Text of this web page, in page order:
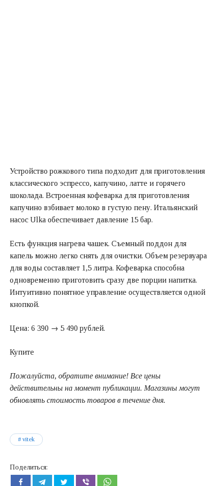
Устройство рожкового типа подходит для приготовления
классического эспрессо, капучино, латте и горячего
шоколада. Встроенная кофеварка для приготовления
капучино взбивает молоко в густую пену. Итальянский
насос Ulka обеспечивает давление 15 бар.
Есть функция нагрева чашек. Съемный поддон для
капель можно легко снять для очистки. Объем резервуара
для воды составляет 1,5 литра. Кофеварка способна
одновременно приготовить сразу две порции напитка.
Интуитивно понятное управление осуществляется одной
кнопкой.
Цена: 6 390 → 5 490 рублей.
Купите
Пожалуйста, обратите внимание! Все цены
действительны на момент публикации. Магазины могут
обновлять стоимость товаров в течение дня.
vitek
Поделиться: